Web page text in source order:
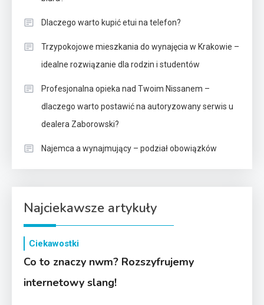
Dlaczego warto kupić etui na telefon?
Trzypokojowe mieszkania do wynajęcia w Krakowie –
idealne rozwiązanie dla rodzin i studentów
Profesjonalna opieka nad Twoim Nissanem –
dlaczego warto postawić na autoryzowany serwis u
dealera Zaborowski?
Najemca a wynajmujący – podział obowiązków
Najciekawsze artykuły
Ciekawostki
Co to znaczy nwm? Rozszyfrujemy
internetowy slang!